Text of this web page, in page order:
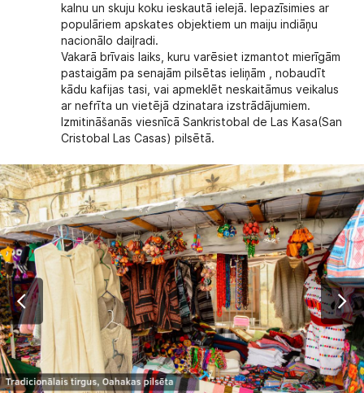
kalnu un skuju koku ieskautā ielejā. Iepazīsimies ar
populāriem apskates objektiem un maiju indiāņu
nacionālo daiļradi.
Vakarā brīvais laiks, kuru varēsiet izmantot mierīgām
pastaigām pa senajām pilsētas ieliņām , nobaudīt
kādu kafijas tasi, vai apmeklēt neskaitāmus veikalus
ar nefrīta un vietējā dzinatara izstrādājumiem.
Izmitināšanās viesnīcā Sankristobal de Las Kasa(San
Cristobal Las Casas) pilsētā.